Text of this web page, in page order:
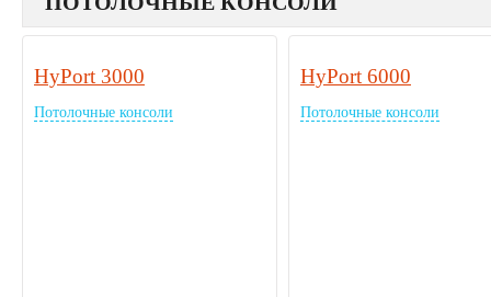
HyPort 3000
Потолочные консоли
HyPort 6000
Потолочные консоли